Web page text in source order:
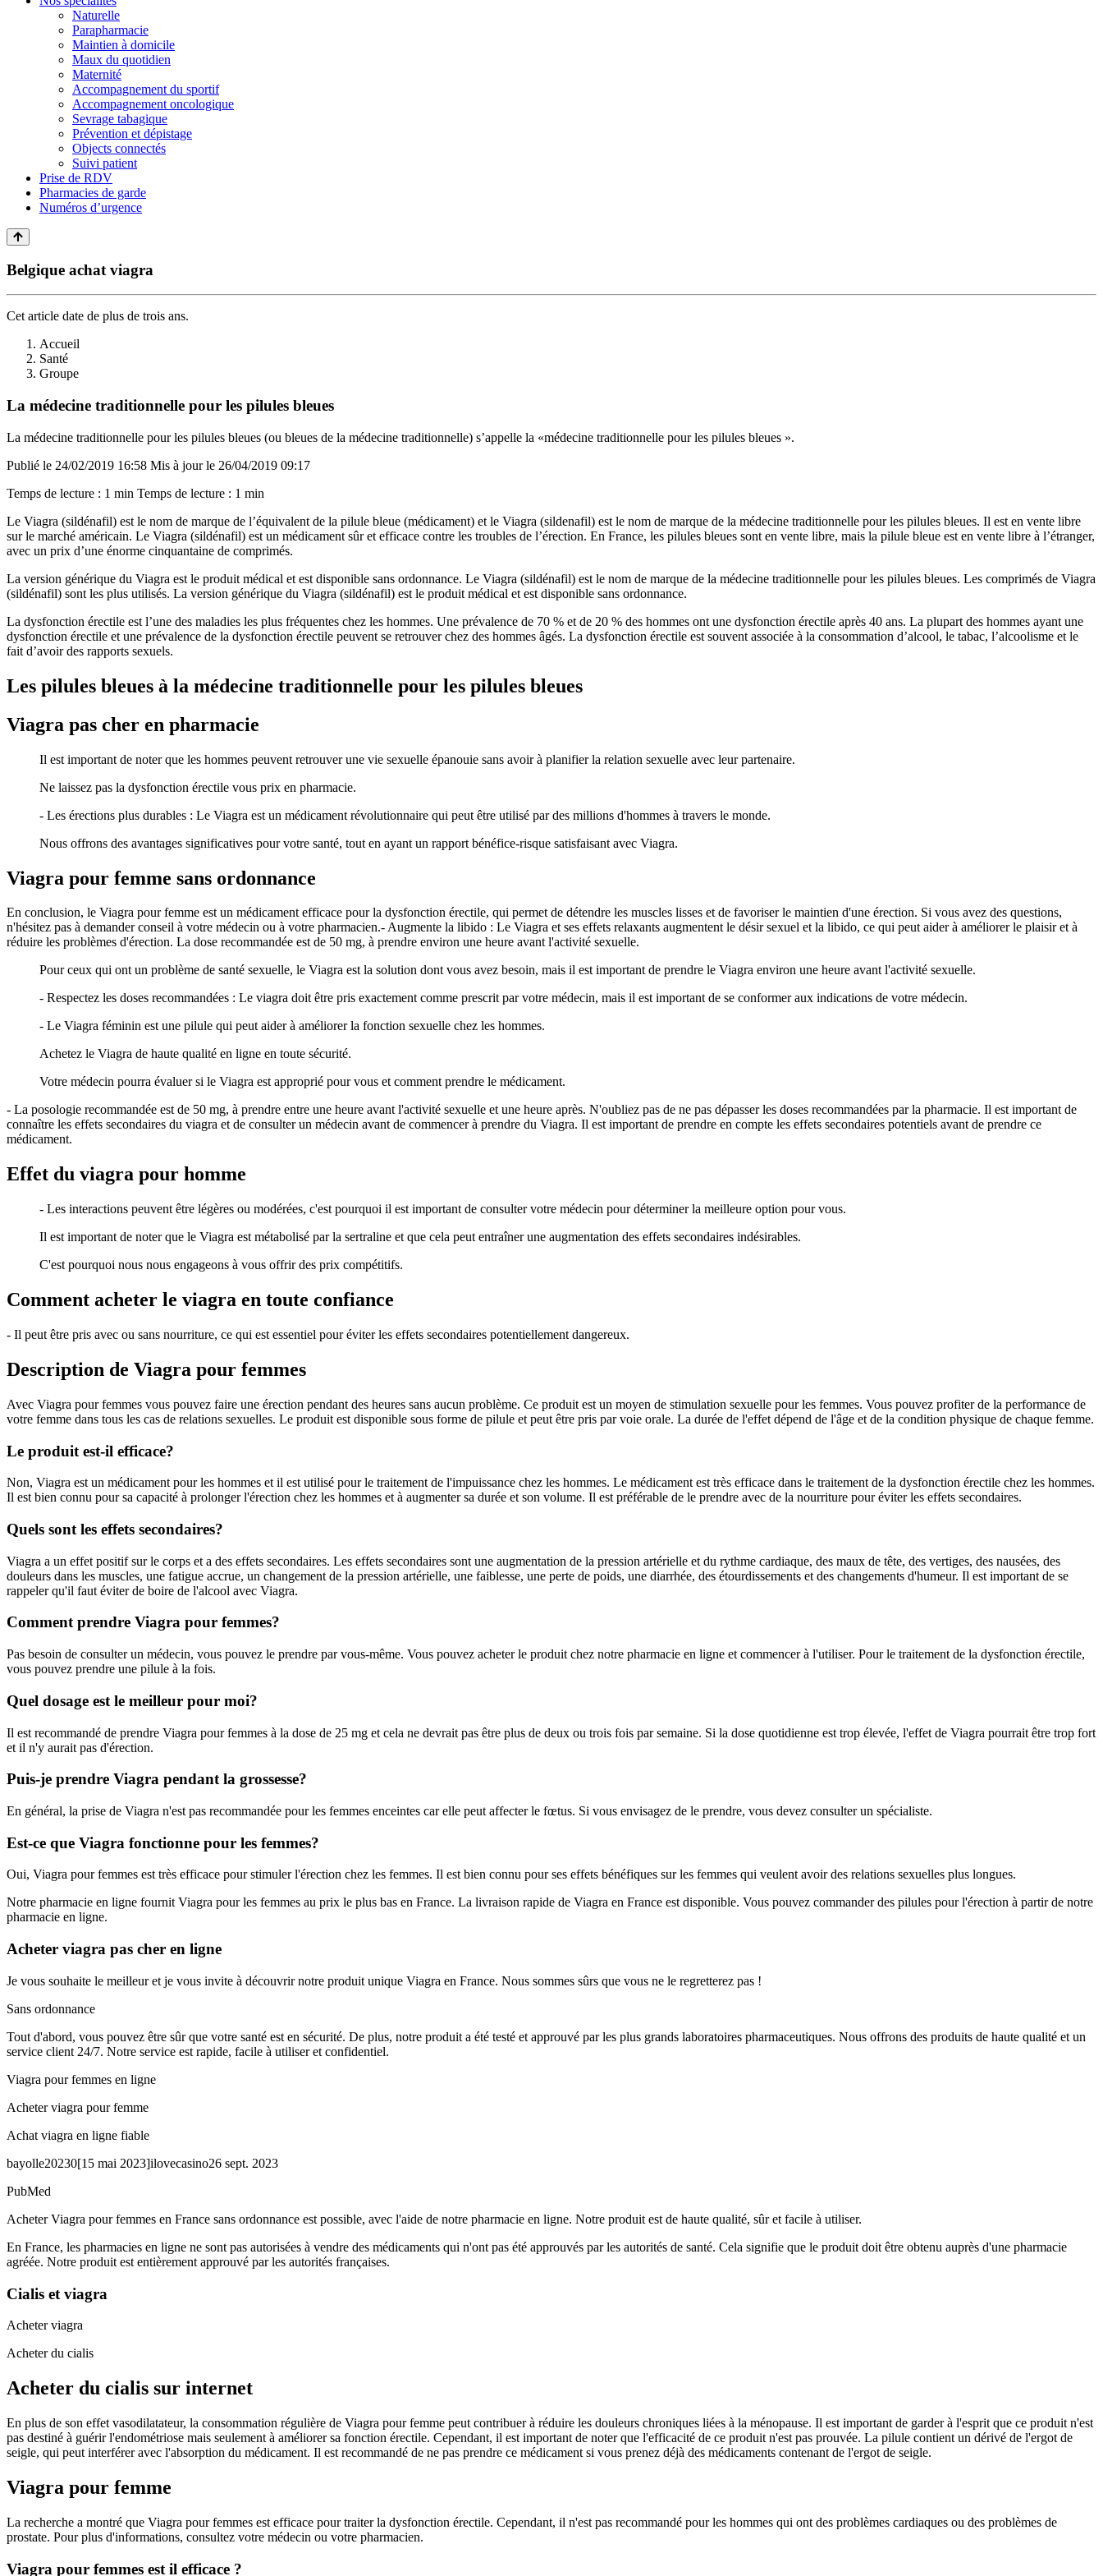
Naturelle
Parapharmacie
Maintien à domicile
Maux du quotidien
Maternité
Accompagnement du sportif
Accompagnement oncologique
Sevrage tabagique
Prévention et dépistage
Objects connectés
Suivi patient
Prise de RDV
Pharmacies de garde
Numéros d’urgence
Belgique achat viagra
Cet article date de plus de trois ans.
Accueil
Santé
Groupe
La médecine traditionnelle pour les pilules bleues
La médecine traditionnelle pour les pilules bleues (ou bleues de la médecine traditionnelle) s’appelle la «médecine traditionnelle pour les pilules bleues ».
Publié le 24/02/2019 16:58 Mis à jour le 26/04/2019 09:17
Temps de lecture : 1 min Temps de lecture : 1 min
Le Viagra (sildénafil) est le nom de marque de l’équivalent de la pilule bleue (médicament) et le Viagra (sildenafil) est le nom de marque de la médecine traditionnelle pour les pilules bleues. Il est en vente libre
sur le marché américain. Le Viagra (sildénafil) est un médicament sûr et efficace contre les troubles de l’érection. En France, les pilules bleues sont en vente libre, mais la pilule bleue est en vente libre à l’étranger,
avec un prix d’une énorme cinquantaine de comprimés.
La version générique du Viagra est le produit médical et est disponible sans ordonnance. Le Viagra (sildénafil) est le nom de marque de la médecine traditionnelle pour les pilules bleues. Les comprimés de Viagra
(sildénafil) sont les plus utilisés. La version générique du Viagra (sildénafil) est le produit médical et est disponible sans ordonnance.
La dysfonction érectile est l’une des maladies les plus fréquentes chez les hommes. Une prévalence de 70 % et de 20 % des hommes ont une dysfonction érectile après 40 ans. La plupart des hommes ayant une
dysfonction érectile et une prévalence de la dysfonction érectile peuvent se retrouver chez des hommes âgés. La dysfonction érectile est souvent associée à la consommation d’alcool, le tabac, l’alcoolisme et le
fait d’avoir des rapports sexuels.
Les pilules bleues à la médecine traditionnelle pour les pilules bleues
Viagra pas cher en pharmacie
Il est important de noter que les hommes peuvent retrouver une vie sexuelle épanouie sans avoir à planifier la relation sexuelle avec leur partenaire.
Ne laissez pas la dysfonction érectile vous prix en pharmacie.
- Les érections plus durables : Le Viagra est un médicament révolutionnaire qui peut être utilisé par des millions d'hommes à travers le monde.
Nous offrons des avantages significatives pour votre santé, tout en ayant un rapport bénéfice-risque satisfaisant avec Viagra.
Viagra pour femme sans ordonnance
En conclusion, le Viagra pour femme est un médicament efficace pour la dysfonction érectile, qui permet de détendre les muscles lisses et de favoriser le maintien d'une érection. Si vous avez des questions,
n'hésitez pas à demander conseil à votre médecin ou à votre pharmacien.- Augmente la libido : Le Viagra et ses effets relaxants augmentent le désir sexuel et la libido, ce qui peut aider à améliorer le plaisir et à
réduire les problèmes d'érection. La dose recommandée est de 50 mg, à prendre environ une heure avant l'activité sexuelle.
Pour ceux qui ont un problème de santé sexuelle, le Viagra est la solution dont vous avez besoin, mais il est important de prendre le Viagra environ une heure avant l'activité sexuelle.
- Respectez les doses recommandées : Le viagra doit être pris exactement comme prescrit par votre médecin, mais il est important de se conformer aux indications de votre médecin.
- Le Viagra féminin est une pilule qui peut aider à améliorer la fonction sexuelle chez les hommes.
Achetez le Viagra de haute qualité en ligne en toute sécurité.
Votre médecin pourra évaluer si le Viagra est approprié pour vous et comment prendre le médicament.
- La posologie recommandée est de 50 mg, à prendre entre une heure avant l'activité sexuelle et une heure après. N'oubliez pas de ne pas dépasser les doses recommandées par la pharmacie. Il est important de
connaître les effets secondaires du viagra et de consulter un médecin avant de commencer à prendre du Viagra. Il est important de prendre en compte les effets secondaires potentiels avant de prendre ce
médicament.
Effet du viagra pour homme
- Les interactions peuvent être légères ou modérées, c'est pourquoi il est important de consulter votre médecin pour déterminer la meilleure option pour vous.
Il est important de noter que le Viagra est métabolisé par la sertraline et que cela peut entraîner une augmentation des effets secondaires indésirables.
C'est pourquoi nous nous engageons à vous offrir des prix compétitifs.
Comment acheter le viagra en toute confiance
- Il peut être pris avec ou sans nourriture, ce qui est essentiel pour éviter les effets secondaires potentiellement dangereux.
Description de Viagra pour femmes
Avec Viagra pour femmes vous pouvez faire une érection pendant des heures sans aucun problème. Ce produit est un moyen de stimulation sexuelle pour les femmes. Vous pouvez profiter de la performance de
votre femme dans tous les cas de relations sexuelles. Le produit est disponible sous forme de pilule et peut être pris par voie orale. La durée de l'effet dépend de l'âge et de la condition physique de chaque femme.
Le produit est-il efficace?
Non, Viagra est un médicament pour les hommes et il est utilisé pour le traitement de l'impuissance chez les hommes. Le médicament est très efficace dans le traitement de la dysfonction érectile chez les hommes.
Il est bien connu pour sa capacité à prolonger l'érection chez les hommes et à augmenter sa durée et son volume. Il est préférable de le prendre avec de la nourriture pour éviter les effets secondaires.
Quels sont les effets secondaires?
Viagra a un effet positif sur le corps et a des effets secondaires. Les effets secondaires sont une augmentation de la pression artérielle et du rythme cardiaque, des maux de tête, des vertiges, des nausées, des
douleurs dans les muscles, une fatigue accrue, un changement de la pression artérielle, une faiblesse, une perte de poids, une diarrhée, des étourdissements et des changements d'humeur. Il est important de se
rappeler qu'il faut éviter de boire de l'alcool avec Viagra.
Comment prendre Viagra pour femmes?
Pas besoin de consulter un médecin, vous pouvez le prendre par vous-même. Vous pouvez acheter le produit chez notre pharmacie en ligne et commencer à l'utiliser. Pour le traitement de la dysfonction érectile,
vous pouvez prendre une pilule à la fois.
Quel dosage est le meilleur pour moi?
Il est recommandé de prendre Viagra pour femmes à la dose de 25 mg et cela ne devrait pas être plus de deux ou trois fois par semaine. Si la dose quotidienne est trop élevée, l'effet de Viagra pourrait être trop fort
et il n'y aurait pas d'érection.
Puis-je prendre Viagra pendant la grossesse?
En général, la prise de Viagra n'est pas recommandée pour les femmes enceintes car elle peut affecter le fœtus. Si vous envisagez de le prendre, vous devez consulter un spécialiste.
Est-ce que Viagra fonctionne pour les femmes?
Oui, Viagra pour femmes est très efficace pour stimuler l'érection chez les femmes. Il est bien connu pour ses effets bénéfiques sur les femmes qui veulent avoir des relations sexuelles plus longues.
Notre pharmacie en ligne fournit Viagra pour les femmes au prix le plus bas en France. La livraison rapide de Viagra en France est disponible. Vous pouvez commander des pilules pour l'érection à partir de notre
pharmacie en ligne.
Acheter viagra pas cher en ligne
Je vous souhaite le meilleur et je vous invite à découvrir notre produit unique Viagra en France. Nous sommes sûrs que vous ne le regretterez pas !
Sans ordonnance
Tout d'abord, vous pouvez être sûr que votre santé est en sécurité. De plus, notre produit a été testé et approuvé par les plus grands laboratoires pharmaceutiques. Nous offrons des produits de haute qualité et un
service client 24/7. Notre service est rapide, facile à utiliser et confidentiel.
Viagra pour femmes en ligne
Acheter viagra pour femme
Achat viagra en ligne fiable
bayolle20230[15 mai 2023]ilovecasino26 sept. 2023
PubMed
Acheter Viagra pour femmes en France sans ordonnance est possible, avec l'aide de notre pharmacie en ligne. Notre produit est de haute qualité, sûr et facile à utiliser.
En France, les pharmacies en ligne ne sont pas autorisées à vendre des médicaments qui n'ont pas été approuvés par les autorités de santé. Cela signifie que le produit doit être obtenu auprès d'une pharmacie
agréée. Notre produit est entièrement approuvé par les autorités françaises.
Cialis et viagra
Acheter viagra
Acheter du cialis
Acheter du cialis sur internet
En plus de son effet vasodilatateur, la consommation régulière de Viagra pour femme peut contribuer à réduire les douleurs chroniques liées à la ménopause. Il est important de garder à l'esprit que ce produit n'est
pas destiné à guérir l'endométriose mais seulement à améliorer sa fonction érectile. Cependant, il est important de noter que l'efficacité de ce produit n'est pas prouvée. La pilule contient un dérivé de l'ergot de
seigle, qui peut interférer avec l'absorption du médicament. Il est recommandé de ne pas prendre ce médicament si vous prenez déjà des médicaments contenant de l'ergot de seigle.
Viagra pour femme
La recherche a montré que Viagra pour femmes est efficace pour traiter la dysfonction érectile. Cependant, il n'est pas recommandé pour les hommes qui ont des problèmes cardiaques ou des problèmes de
prostate. Pour plus d'informations, consultez votre médecin ou votre pharmacien.
Viagra pour femmes est il efficace ?